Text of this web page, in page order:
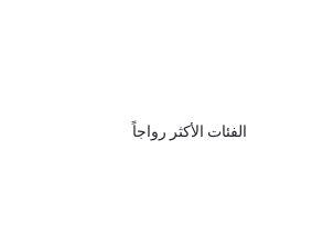
الفئات الأكثر رواجاً